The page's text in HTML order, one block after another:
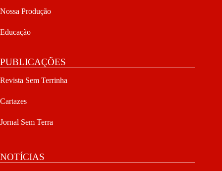
Nossa Produção
Educação
PUBLICAÇÕES
Revista Sem Terrinha
Cartazes
Jornal Sem Terra
NOTÍCIAS